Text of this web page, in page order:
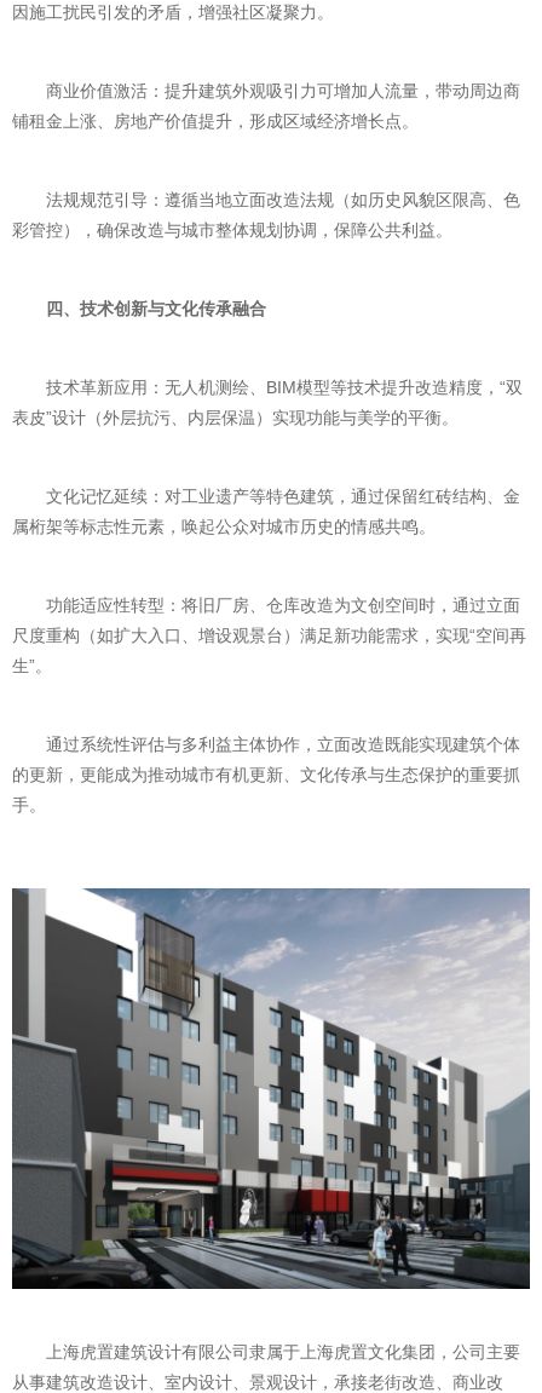
因施工扰民引发的矛盾，增强社区凝聚力。
商业价值激活：提升建筑外观吸引力可增加人流量，带动周边商
铺租金上涨、房地产价值提升，形成区域经济增长点。
法规规范引导：遵循当地立面改造法规（如历史风貌区限高、色
彩管控），确保改造与城市整体规划协调，保障公共利益。
四、技术创新与文化传承融合
技术革新应用：无人机测绘、BIM模型等技术提升改造精度，“双
表皮”设计（外层抗污、内层保温）实现功能与美学的平衡。
文化记忆延续：对工业遗产等特色建筑，通过保留红砖结构、金
属桁架等标志性元素，唤起公众对城市历史的情感共鸣。
功能适应性转型：将旧厂房、仓库改造为文创空间时，通过立面
尺度重构（如扩大入口、增设观景台）满足新功能需求，实现“空间再
生”。
通过系统性评估与多利益主体协作，立面改造既能实现建筑个体
的更新，更能成为推动城市有机更新、文化传承与生态保护的重要抓
手。
上海虎置建筑设计有限公司隶属于上海虎置文化集团，公司主要
从事建筑改造设计、室内设计、景观设计，承接老街改造、商业改